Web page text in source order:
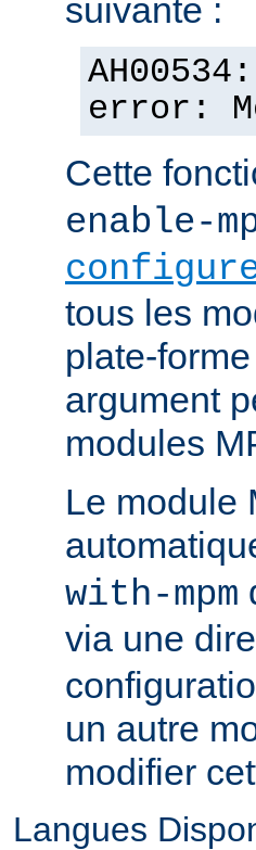
suivante :
error:
Cette
enable-
tous les
plate-
argument
modules
Le module
with-mpm
via une
un autre
modifier
Langues